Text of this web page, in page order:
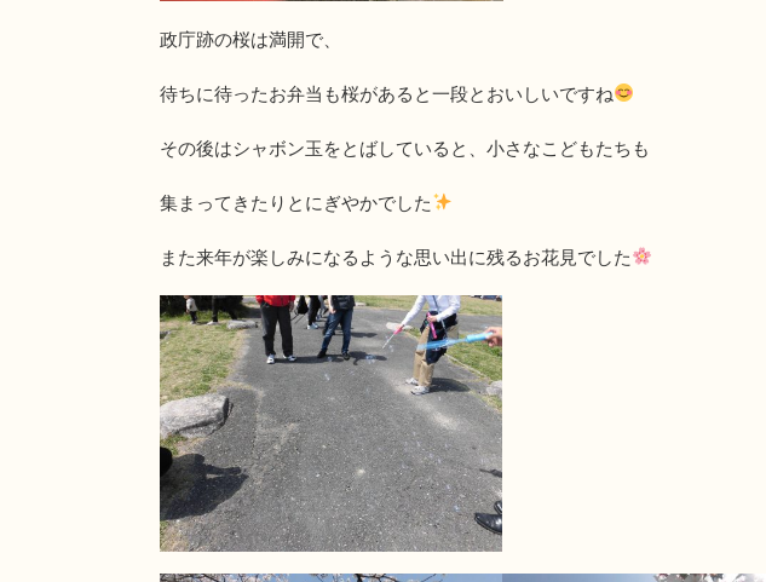
政庁跡の桜は満開で、
待ちに待ったお弁当も桜があると一段とおいしいですね
その後はシャボン玉をとばしていると、小さなこどもたちも
集まってきたりとにぎやかでした
また来年が楽しみになるような思い出に残るお花見でした